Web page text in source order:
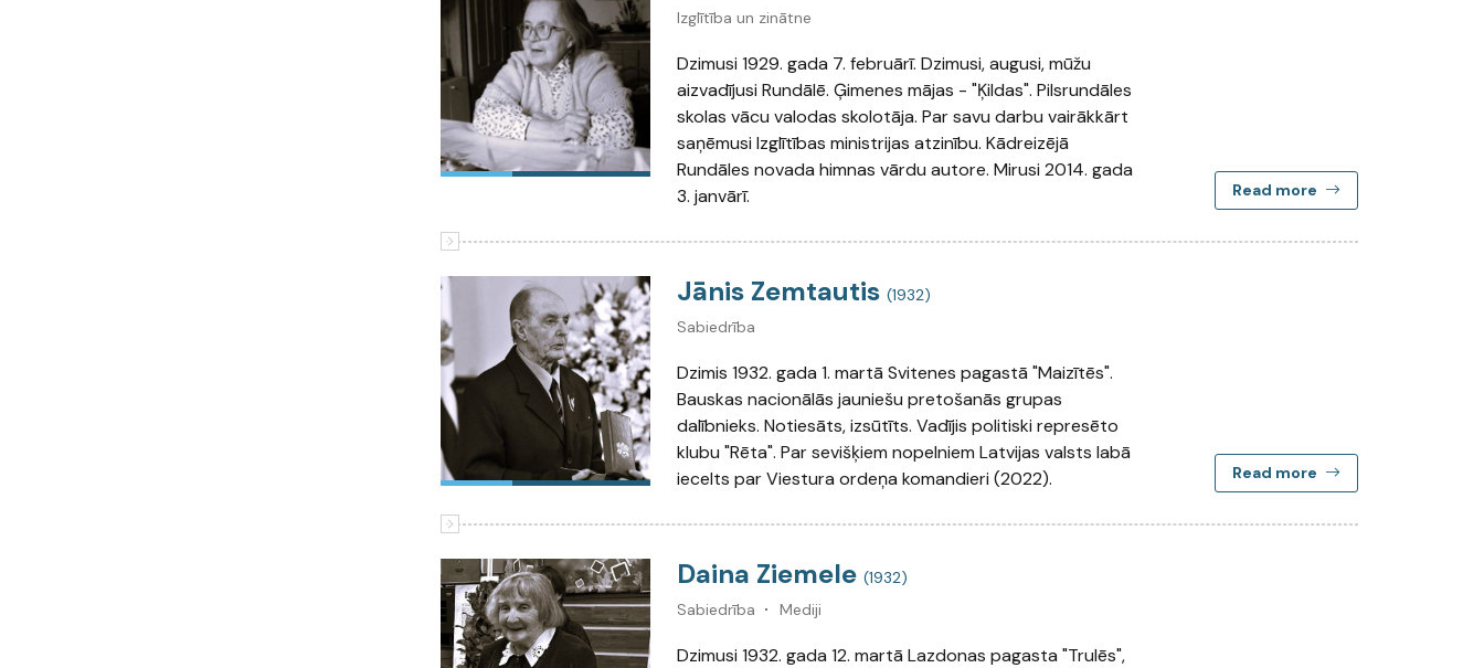
Izglītība un zinātne
Dzimusi 1929. gada 7. februārī. Dzimusi, augusi, mūžu
aizvadījusi Rundālē. Ģimenes mājas - "Ķildas". Pilsrundāles
skolas vācu valodas skolotāja. Par savu darbu vairākkārt
saņēmusi Izglītības ministrijas atzinību. Kādreizējā
Rundāles novada himnas vārdu autore. Mirusi 2014. gada
3. janvārī.
Read more
Jānis Zemtautis (1932)
Sabiedrība
Dzimis 1932. gada 1. martā Svitenes pagastā "Maizītēs".
Bauskas nacionālās jauniešu pretošanās grupas
dalībnieks. Notiesāts, izsūtīts. Vadījis politiski represēto
klubu "Rēta". Par sevišķiem nopelniem Latvijas valsts labā
iecelts par Viestura ordeņa komandieri (2022).
Read more
Daina Ziemele (1932)
Sabiedrība
Mediji
Dzimusi 1932. gada 12. martā Lazdonas pagasta "Trulēs",